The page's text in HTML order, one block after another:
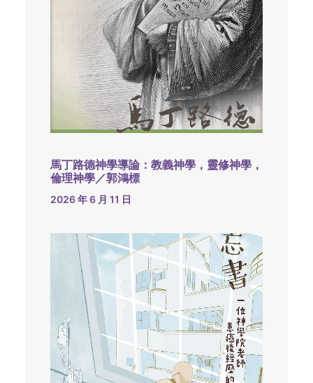
馬丁路德神學導論：教義神學，靈修神學，
倫理神學／郭鴻標
2026 年 6 月 11 日